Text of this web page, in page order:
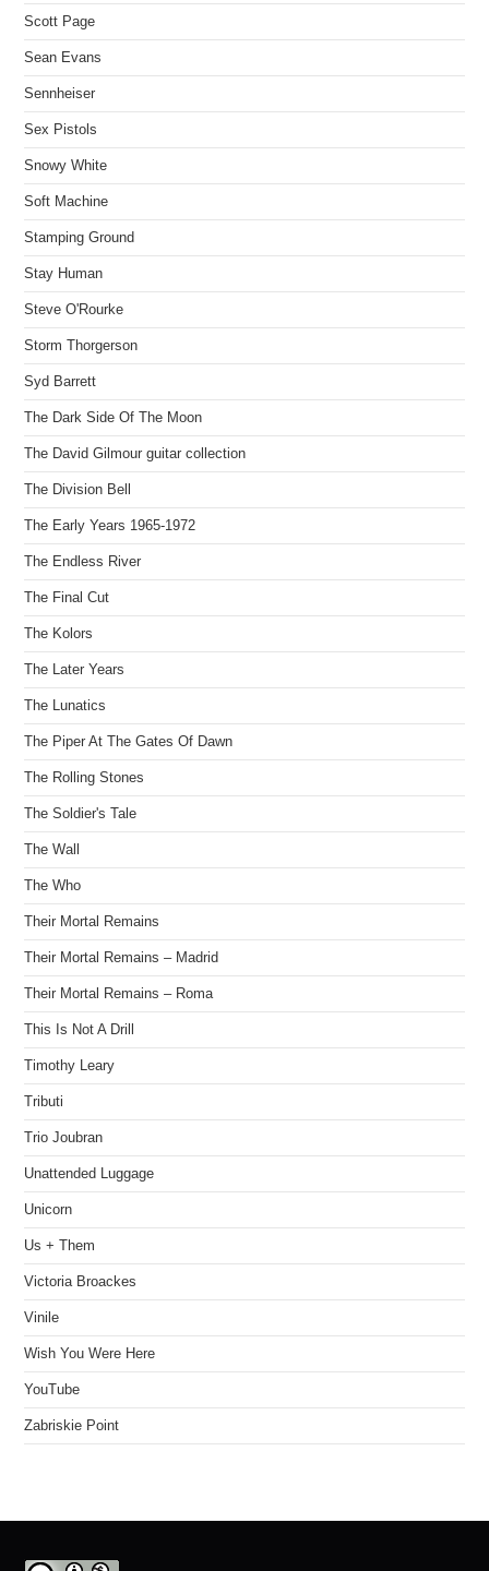
Scott Page
Sean Evans
Sennheiser
Sex Pistols
Snowy White
Soft Machine
Stamping Ground
Stay Human
Steve O'Rourke
Storm Thorgerson
Syd Barrett
The Dark Side Of The Moon
The David Gilmour guitar collection
The Division Bell
The Early Years 1965-1972
The Endless River
The Final Cut
The Kolors
The Later Years
The Lunatics
The Piper At The Gates Of Dawn
The Rolling Stones
The Soldier's Tale
The Wall
The Who
Their Mortal Remains
Their Mortal Remains – Madrid
Their Mortal Remains – Roma
This Is Not A Drill
Timothy Leary
Tributi
Trio Joubran
Unattended Luggage
Unicorn
Us + Them
Victoria Broackes
Vinile
Wish You Were Here
YouTube
Zabriskie Point